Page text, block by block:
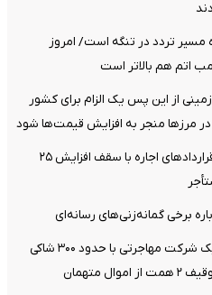
مسیر تردد در تنگه است/ امروز
اتم هم بالاتر است
از این پس یک الزام برای کشور
مرزها منجر به افزایش قیمت‌ها شود
جزئیات مصوبه تمدید یک‌ساله قرارداد‌های اجاره با سقف افزایش ۲۵
برخی گمانه‌زنی‌های رسانه‌ای
رسیدگی به پرونده کلاهبرداری یک شرکت مهاجرتی با حدود ۳۰۰ شاکی
متهمان